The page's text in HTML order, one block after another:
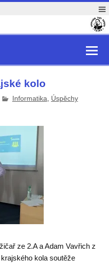
kolo
Informatika
Úspěchy
ze 2.A a Adam Vavřich z
kola soutěže